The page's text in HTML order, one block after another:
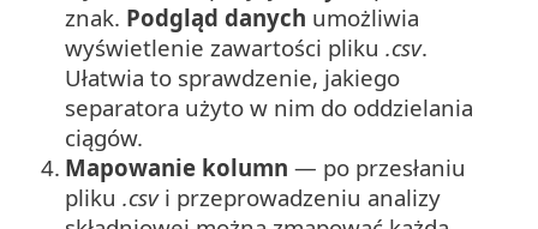
znak. Podgląd danych umożliwia
wyświetlenie zawartości pliku .csv.
Ułatwia to sprawdzenie, jakiego
separatora użyto w nim do oddzielania
ciągów.
4. Mapowanie kolumn — po przesłaniu
pliku .csvi przeprowadzeniu analizy